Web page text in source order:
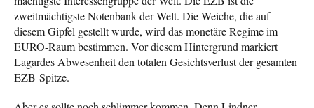
zweitmächtigste Notenbank der Welt. Die Weiche, die auf
diesem Gipfel gestellt wurde, wird das monetäre Regime im
EURO-Raum bestimmen. Vor diesem Hintergrund markiert
Lagardes Abwesenheit den totalen Gesichtsverlust der gesamten
EZB-Spitze.